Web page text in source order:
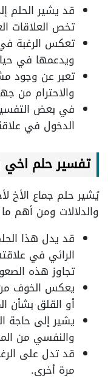
قد يشير
تخص العلاقات
تعكس الرغبة
ويدعمها في
تعبر عن وجود
والاحترام من
في بعض
الدخول في
تفسير حلم اخي
يُشير حلم جماع الأخ
والدلالات ومن أهم
قد يدل هذا
الرائي في
تجاوز هذه
يعكس الخوف من
أو القلق بشأن
يشير إلى حاجة
والنفسي من
قد تدل على
مرة أخرى.